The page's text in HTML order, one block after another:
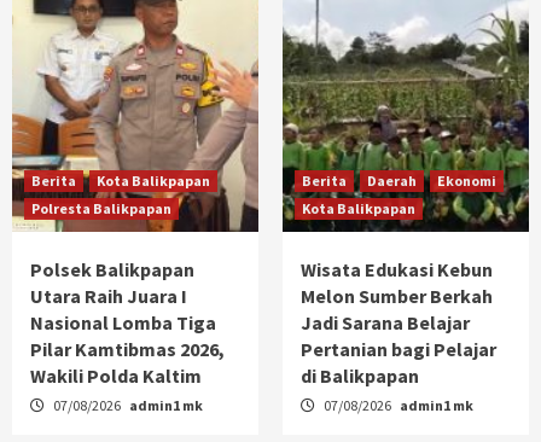
Berita
Kota Balikpapan
Polresta Balikpapan
Polsek Balikpapan
Utara Raih Juara I
Nasional Lomba Tiga
Pilar Kamtibmas 2026,
Wakili Polda Kaltim
07/08/2026 admin1 mk
Berita Daerah
Ekonomi
Kota Balikpapan
Wisata Edukasi Kebun
Melon Sumber Berkah
Jadi Sarana Belajar
Pertanian bagi Pelajar
di Balikpapan
07/08/2026 admin1 mk